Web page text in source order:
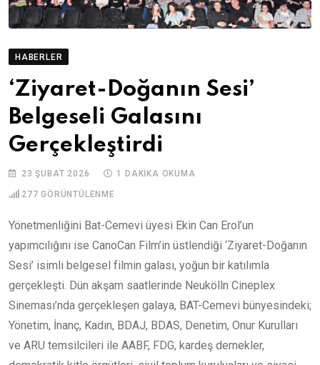
HABERLER
‘Ziyaret-Doğanın Sesi’
Belgeseli Galasını
Gerçekleştirdi
23 ŞUBAT 2026 1 DAKIKA OKUMA
277 GÖRÜNTÜLENME
Yönetmenliğini Bat-Cemevi üyesi Ekin Can Erol’un
yapımcılığını ise CanoCan Film’in üstlendiği ‘Ziyaret-Doğanın
Sesi’ isimli belgesel filmin galası, yoğun bir katılımla
gerçekleşti. Dün akşam saatlerinde Neukölln Cineplex
Sineması’nda gerçekleşen galaya, BAT-Cemevi bünyesindeki;
Yönetim, İnanç, Kadın, BDAJ, BDAS, Denetim, Onur Kurulları
ve ARU temsilcileri ile AABF, FDG, kardeş dernekler,